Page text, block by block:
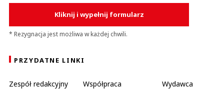
Kliknij i wypełnij formularz
* Rezygnacja jest możliwa w każdej chwili.
PRZYDATNE LINKI
Zespół redakcyjny Współpraca
Wydawca